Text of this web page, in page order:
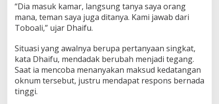
“Dia masuk kamar, langsung tanya saya orang
mana, teman saya juga ditanya. Kami jawab dari
Toboali,” ujar Dhaifu.
Situasi yang awalnya berupa pertanyaan singkat,
kata Dhaifu, mendadak berubah menjadi tegang.
Saat ia mencoba menanyakan maksud kedatangan
oknum tersebut, justru mendapat respons bernada
tinggi.